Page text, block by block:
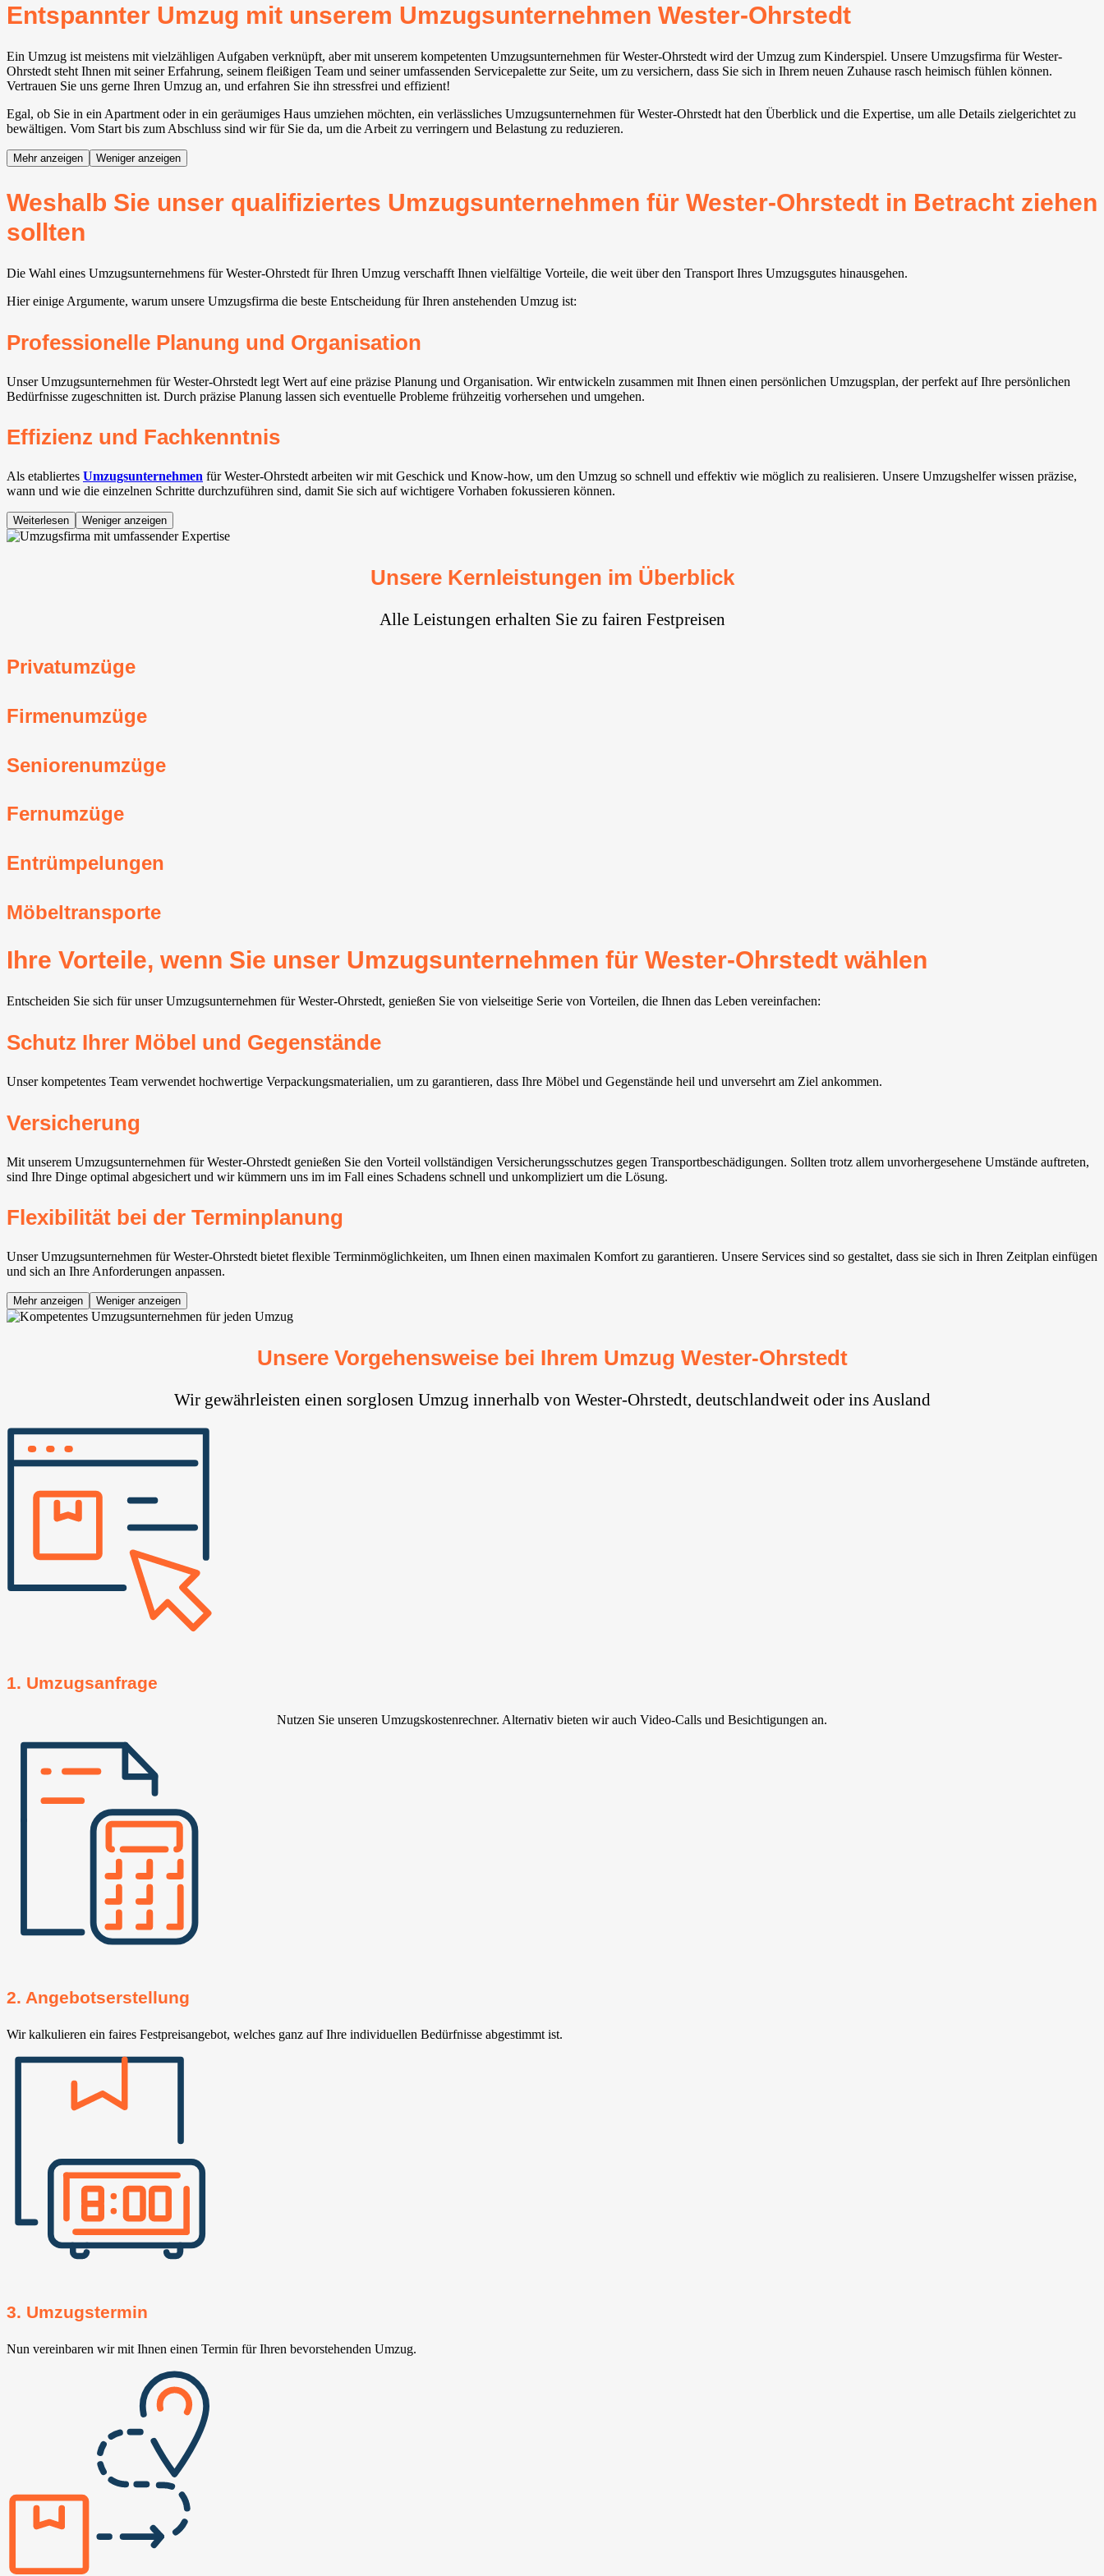
Entspannter Umzug mit unserem Umzugsunternehmen Wester-Ohrstedt
Ein Umzug ist meistens mit vielzähligen Aufgaben verknüpft, aber mit unserem kompetenten Umzugsunternehmen für Wester-Ohrstedt wird der Umzug zum Kinderspiel. Unsere Umzugsfirma für Wester-
Ohrstedt steht Ihnen mit seiner Erfahrung, seinem fleißigen Team und seiner umfassenden Servicepalette zur Seite, um zu versichern, dass Sie sich in Ihrem neuen Zuhause rasch heimisch fühlen können.
Vertrauen Sie uns gerne Ihren Umzug an, und erfahren Sie ihn stressfrei und effizient!
Egal, ob Sie in ein Apartment oder in ein geräumiges Haus umziehen möchten, ein verlässliches Umzugsunternehmen für Wester-Ohrstedt hat den Überblick und die Expertise, um alle Details zielgerichtet zu
bewältigen. Vom Start bis zum Abschluss sind wir für Sie da, um die Arbeit zu verringern und Belastung zu reduzieren.
Mehr anzeigen Weniger anzeigen
Weshalb Sie unser qualifiziertes Umzugsunternehmen für Wester-Ohrstedt in Betracht ziehen
sollten
Die Wahl eines Umzugsunternehmens für Wester-Ohrstedt für Ihren Umzug verschafft Ihnen vielfältige Vorteile, die weit über den Transport Ihres Umzugsgutes hinausgehen.
Hier einige Argumente, warum unsere Umzugsfirma die beste Entscheidung für Ihren anstehenden Umzug ist:
Professionelle Planung und Organisation
Unser Umzugsunternehmen für Wester-Ohrstedt legt Wert auf eine präzise Planung und Organisation. Wir entwickeln zusammen mit Ihnen einen persönlichen Umzugsplan, der perfekt auf Ihre persönlichen
Bedürfnisse zugeschnitten ist. Durch präzise Planung lassen sich eventuelle Probleme frühzeitig vorhersehen und umgehen.
Effizienz und Fachkenntnis
Als etabliertes Umzugsunternehmen für Wester-Ohrstedt arbeiten wir mit Geschick und Know-how, um den Umzug so schnell und effektiv wie möglich zu realisieren. Unsere Umzugshelfer wissen präzise,
wann und wie die einzelnen Schritte durchzuführen sind, damit Sie sich auf wichtigere Vorhaben fokussieren können.
Weiterlesen Weniger anzeigen
Unsere Kernleistungen im Überblick
Alle Leistungen erhalten Sie zu fairen Festpreisen
Privatumzüge
Firmenumzüge
Seniorenumzüge
Fernumzüge
Entrümpelungen
Möbeltransporte
Ihre Vorteile, wenn Sie unser Umzugsunternehmen für Wester-Ohrstedt wählen
Entscheiden Sie sich für unser Umzugsunternehmen für Wester-Ohrstedt, genießen Sie von vielseitige Serie von Vorteilen, die Ihnen das Leben vereinfachen:
Schutz Ihrer Möbel und Gegenstände
Unser kompetentes Team verwendet hochwertige Verpackungsmaterialien, um zu garantieren, dass Ihre Möbel und Gegenstände heil und unversehrt am Ziel ankommen.
Versicherung
Mit unserem Umzugsunternehmen für Wester-Ohrstedt genießen Sie den Vorteil vollständigen Versicherungsschutzes gegen Transportbeschädigungen. Sollten trotz allem unvorhergesehene Umstände auftreten,
sind Ihre Dinge optimal abgesichert und wir kümmern uns im im Fall eines Schadens schnell und unkompliziert um die Lösung.
Flexibilität bei der Terminplanung
Unser Umzugsunternehmen für Wester-Ohrstedt bietet flexible Terminmöglichkeiten, um Ihnen einen maximalen Komfort zu garantieren. Unsere Services sind so gestaltet, dass sie sich in Ihren Zeitplan einfügen
und sich an Ihre Anforderungen anpassen.
Mehr anzeigen Weniger anzeigen
Unsere Vorgehensweise bei Ihrem Umzug Wester-Ohrstedt
Wir gewährleisten einen sorglosen Umzug innerhalb von Wester-Ohrstedt, deutschlandweit oder ins Ausland
1. Umzugsanfrage
Nutzen Sie unseren Umzugskostenrechner. Alternativ bieten wir auch Video-Calls und Besichtigungen an.
2. Angebotserstellung
Wir kalkulieren ein faires Festpreisangebot, welches ganz auf Ihre individuellen Bedürfnisse abgestimmt ist.
3. Umzugstermin
Nun vereinbaren wir mit Ihnen einen Termin für Ihren bevorstehenden Umzug.